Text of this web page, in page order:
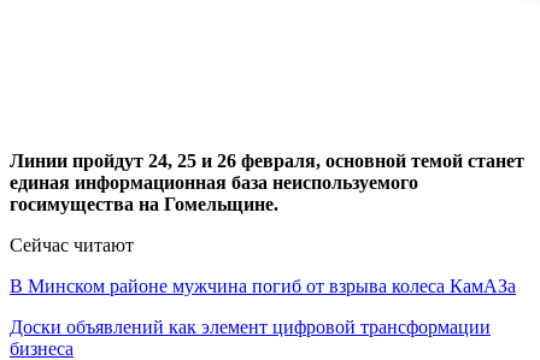
Линии пройдут 24, 25 и 26 февраля, основной темой станет
единая информационная база неиспользуемого
госимущества на Гомельщине.
Сейчас читают
В Минском районе мужчина погиб от взрыва колеса КамАЗа
Доски объявлений как элемент цифровой трансформации
бизнеса